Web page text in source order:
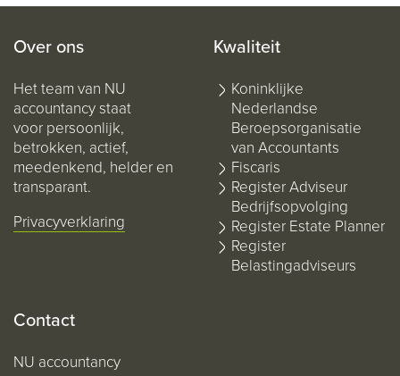
Over ons
Het team van NU
accountancy staat
voor persoonlijk,
betrokken, actief,
meedenkend, helder en
transparant.
Privacyverklaring
Kwaliteit
Koninklijke
Nederlandse
Beroepsorganisatie
van Accountants
Fiscaris
Register Adviseur
Bedrijfsopvolging
Register Estate Planner
Register
Belastingadviseurs
Contact
NU accountancy